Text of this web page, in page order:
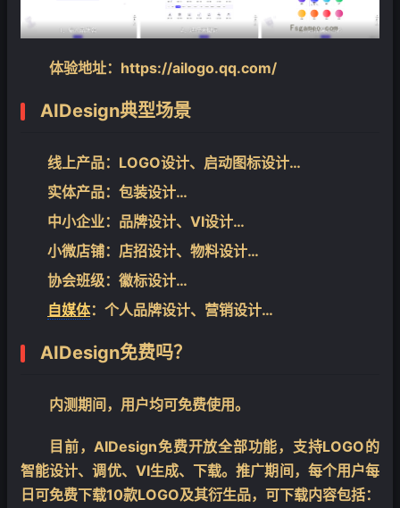
体验地址： https://ailogo.qq.com/
AIDesign典型场景
线上产品：LOGO设计、启动图标设计…
实体产品：包装设计…
中小企业：品牌设计、VI设计…
小微店铺：店招设计、物料设计…
协会班级：徽标设计…
自媒体：个人品牌设计、营销设计…
AIDesign免费吗？
内测期间，用户均可免费使用。
目前，AIDesign免费开放全部功能，支持LOGO的
智能设计、调优、VI生成、下载。推广期间，每个用户每
日可免费下载10款LOGO及其衍生品，可下载内容包括：